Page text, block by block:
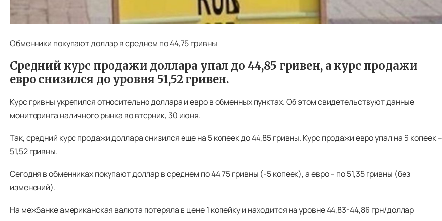
Обменники покупают доллар в среднем по 44,75 гривны
Средний курс продажи доллара упал до 44,85 гривен, а курс продажи
евро снизился до уровня 51,52 гривен.
Курс гривны укрепился относительно доллара и евро в обменных пунктах. Об этом свидетельствуют данные
мониторинга наличного рынка во вторник, 30 июня.
Так, средний курс продажи доллара снизился еще на 5 копеек до 44,85 гривны. Курс продажи евро упал на 6 копеек –
51,52 гривны.
Сегодня в обменниках покупают доллар в среднем по 44,75 гривны (-5 копеек), а евро – по 51,35 гривны (без
изменений).
На межбанке американская валюта потеряла в цене 1 копейку и находится на уровне 44,83-44,86 грн/доллар